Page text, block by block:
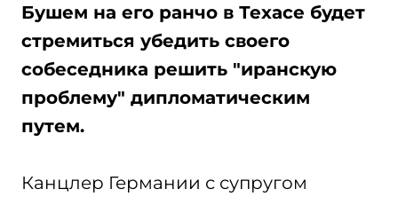
Бушем на его ранчо в Техасе будет
стремиться убедить своего
собеседника решить "иранскую
проблему" дипломатическим
путем.
Канцлер Германии с супругом